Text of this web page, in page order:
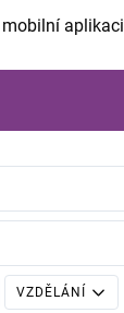
aplikaci
VZDĚLÁNÍ